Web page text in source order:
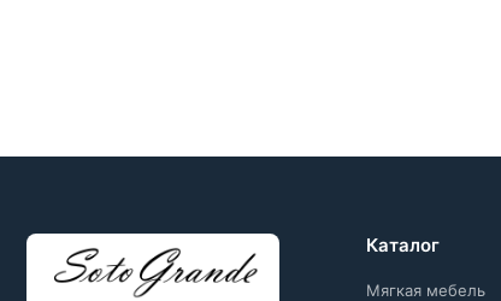
Каталог
Мягкая мебель